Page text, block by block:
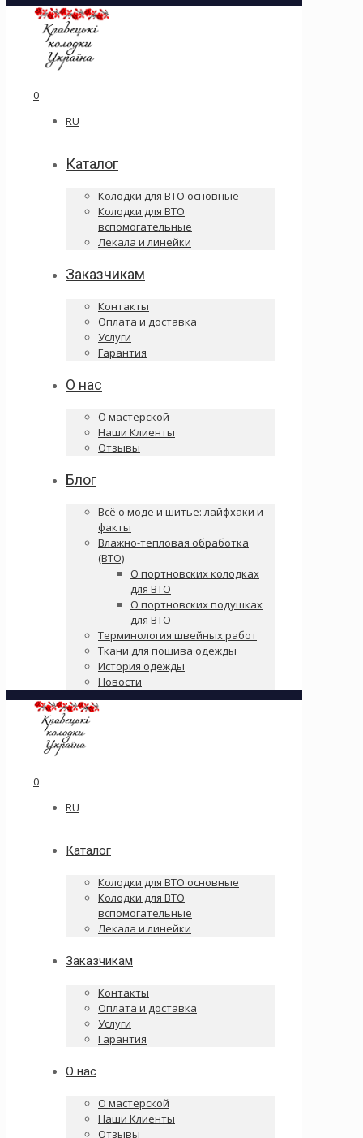
0
RU
Каталог
Колодки для ВТО основные
Колодки для ВТО
вспомогательные
Лекала и линейки
Заказчикам
Контакты
Оплата и доставка
Услуги
Гарантия
О нас
О мастерской
Наши Клиенты
Отзывы
Блог
Всё о моде и шитье: лайфхаки и
факты
Влажно-тепловая обработка
(ВТО)
О портновских колодках
для ВТО
О портновских подушках
для ВТО
Терминология швейных работ
Ткани для пошива одежды
История одежды
Новости
0
RU
Каталог
Колодки для ВТО основные
Колодки для ВТО
вспомогательные
Лекала и линейки
Заказчикам
Контакты
Оплата и доставка
Услуги
Гарантия
О нас
О мастерской
Наши Клиенты
Отзывы